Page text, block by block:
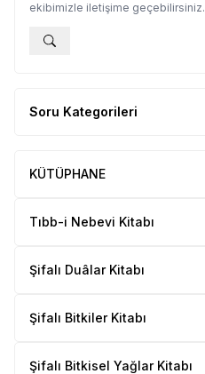
ekibimizle iletişime geçebilirsiniz.
Soru Kategorileri
KÜTÜPHANE
Tıbb-i Nebevi Kitabı
Şifalı Duâlar Kitabı
Şifalı Bitkiler Kitabı
Şifalı Bitkisel Yağlar Kitabı